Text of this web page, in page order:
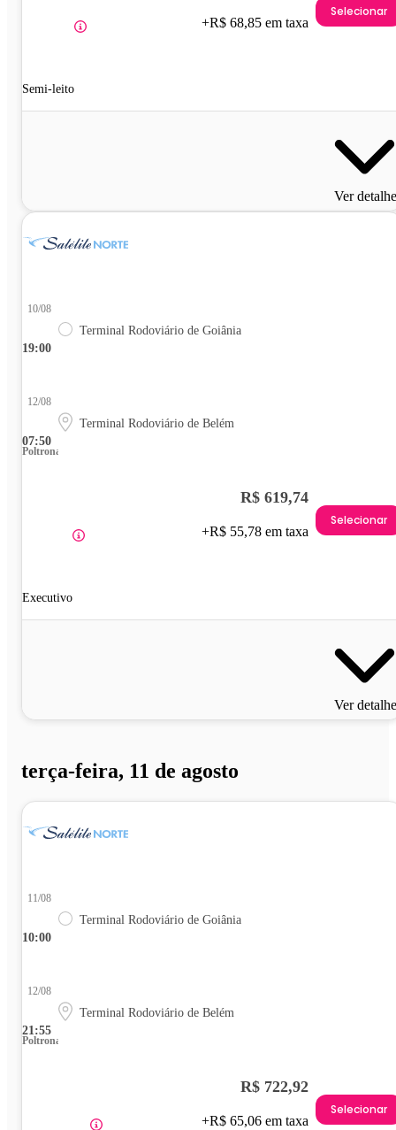
Semi-leito
+R$ 68,85 em taxa
Selecionar
Ver
19:00
10/08
Terminal Rodoviário de Goiânia
07:50
12/08
Terminal Rodoviário de Belém
Poltrona
Executivo
R$ 619,74
+R$ 55,78 em taxa
Selecionar
Ver
terça-feira, 11 de agosto
10:00
11/08
Terminal Rodoviário de Goiânia
21:55
12/08
Terminal Rodoviário de Belém
Poltrona
R$ 722,92
+R$ 65,06 em taxa
Selecionar